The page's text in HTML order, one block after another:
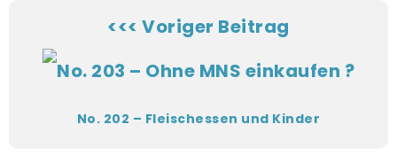
<<< Voriger Beitrag
No. 202 – Fleischessen und Kinder